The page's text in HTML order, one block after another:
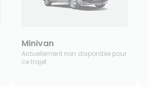
Minivan
Actuellement non disponible pour
ce trajet